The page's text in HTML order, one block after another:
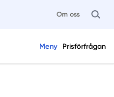
Om oss
Meny Prisförfrågan